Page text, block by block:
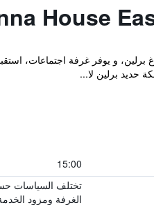
برلين، و يوفر غرفة اجتماعات،
برلين لا...
15:00
تختلف السياسات
الغرفة ومزود